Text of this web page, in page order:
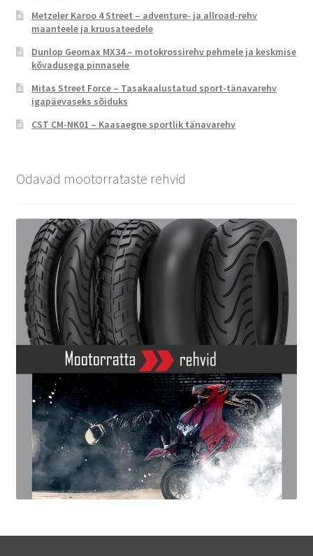
Metzeler Karoo 4 Street – adventure- ja allroad-rehv
maanteele ja kruusateedele
Dunlop Geomax MX34 – motokrossirehv pehmele ja keskmise
kõvadusega pinnasele
Mitas Street Force – Tasakaalustatud sport-tänavarehv
igapäevaseks sõiduks
CST CM-NK01 – Kaasaegne sportlik tänavarehv
Odavad mootorrataste rehvid